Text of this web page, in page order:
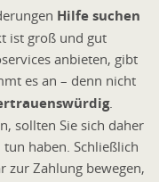
Hilfe suchen
ist groß und gut
anbieten, gibt
es an – denn nicht
.
sollten Sie sich daher
haben. Schließlich
zur Zahlung bewegen,